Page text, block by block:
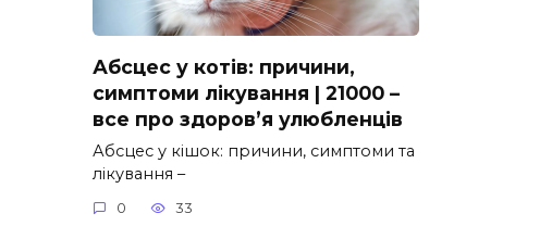
Абсцес у котів: причини,
симптоми лікування | 21000 –
все про здоров’я улюбленців
Абсцес у кішок: причини, симптоми та
лікування –
0 33